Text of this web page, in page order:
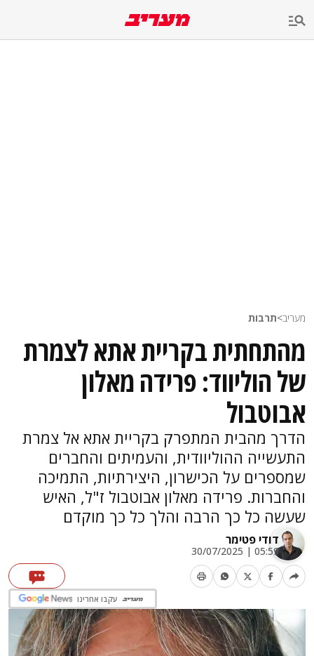
מעריב>תרבות
מהתחתית בקריית אתא לצמרת
של הוליווד: פרידה מאלון
אבוטבול
הדרך מהבית המתפרק בקריית אתא אל צמרת
התעשייה ההוליוודית, והעמיתים והחברים
שמספרים על הכישרון, היצירתיות, התמיכה
והחברות. פרידה מאלון אבוטבול ז"ל, האיש
שעשה כל כך הרבה והלך כל כך מוקדם
דודי פטימר
05:59 | 30/07/2025
עקבו אחרינו